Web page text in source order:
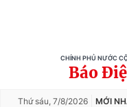
CHÍNH PHỦ NƯỚC
Báo
Thứ sáu, 7/8/2026 MỚI